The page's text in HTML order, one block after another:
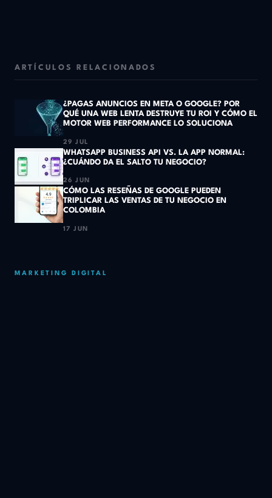
ARTÍCULOS RELACIONADOS
¿PAGAS ANUNCIOS EN META O GOOGLE? POR
QUÉ UNA WEB LENTA DESTRUYE TU ROI Y CÓMO EL
MOTOR WEB PERFORMANCE LO SOLUCIONA
29 JUL
WHATSAPP BUSINESS API VS. LA APP NORMAL:
¿CUÁNDO DA EL SALTO TU NEGOCIO?
26 JUN
CÓMO LAS RESEÑAS DE GOOGLE PUEDEN
TRIPLICAR LAS VENTAS DE TU NEGOCIO EN
COLOMBIA
17 JUN
MARKETING DIGITAL